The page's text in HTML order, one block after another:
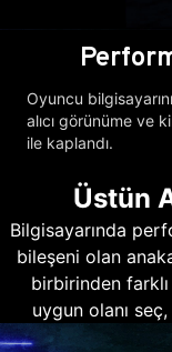
Oyuncu
alıcı görünüme ve
ile kaplandı.
Üstün
Bilgisayarında
bileşeni olan
birbirinden
uygun olanı seç,